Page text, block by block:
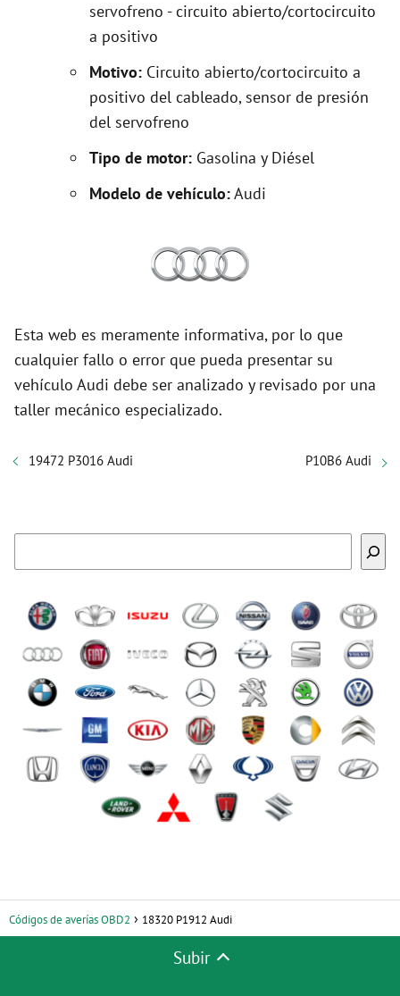
servofreno - circuito abierto/cortocircuito
a positivo
Motivo: Circuito abierto/cortocircuito a
positivo del cableado, sensor de presión
del servofreno
Tipo de motor: Gasolina y Diésel
Modelo de vehículo:Audi
Esta web es meramente informativa, por lo que
cualquier fallo o error que pueda presentar su
vehículo Audi debe ser analizado y revisado por una
taller mecánico especializado.
19472 P3016 Audi P10B6 Audi
Códigos de averías OBD2 18320 P1912 Audi
Subir